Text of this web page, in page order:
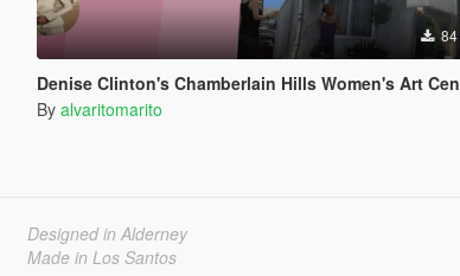
84
Denise Clinton's Chamberlain Hills Women's Art Center
By alvaritomarito
Designed in Alderney
Made in Los Santos